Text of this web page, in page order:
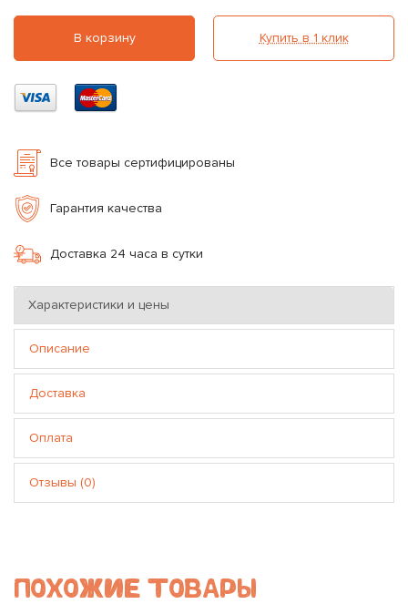
В корзину Купить в 1 клик
Все товары сертифицированы
Гарантия качества
Доставка 24 часа в сутки
Характеристики и цены
Описание
Доставка
Оплата
Отзывы (0)
ПОХОЖИЕ ТОВАРЫ